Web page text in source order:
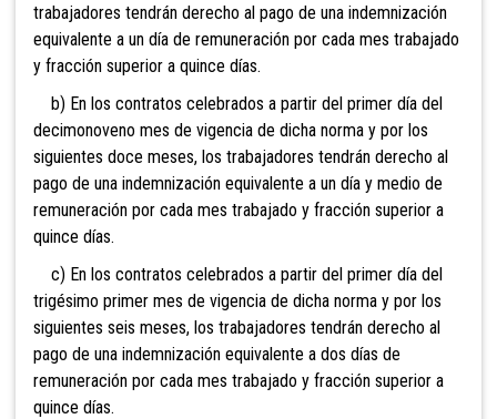
trabajadores tendrán derecho al pago de una indemnización
equivalente a un día de remuneración por cada mes trabajado
y fracción superior a quince días.
b) En los contratos celebrados a partir del primer día del
decimonoveno mes de vigencia de dicha norma y por los
siguientes doce meses, los trabajadores tendrán derecho al
pago de una indemnización equivalente a un día y medio de
remuneración por cada mes trabajado y fracción superior a
quince días.
c) En los contratos celebrados a partir del primer día del
trigésimo primer mes de vigencia de dicha norma y por los
siguientes seis meses, los trabajadores tendrán derecho al
pago de una indemnización equivalente a dos días de
remuneración por cada mes trabajado y fracción superior a
quince días.